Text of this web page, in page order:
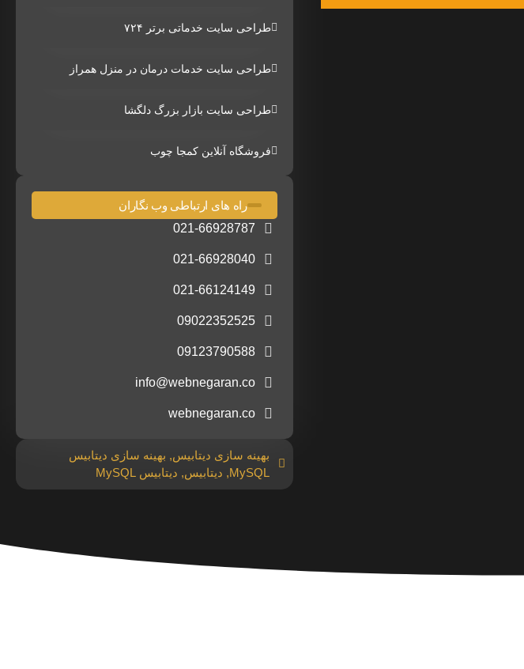
طراحی سایت خدماتی برتر ۷۲۴
طراحی سایت خدمات درمان در منزل همراز
طراحی سایت بازار بزرگ دلگشا
فروشگاه آنلاین کمجا چوب
راه های ارتباطی وب نگاران
021-66928787
021-66928040
021-66124149
09022352525
09123790588
info@webnegaran.co
webnegaran.co
بهینه سازی دیتابیس, بهینه سازی دیتابیس
MySQL
, دیتابیس, دیتابیس MySQL